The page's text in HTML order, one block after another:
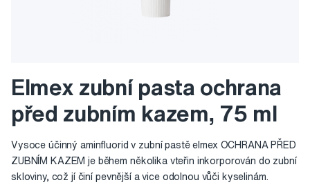
Elmex zubní pasta ochrana
před zubním kazem, 75 ml
Vysoce účinný aminfluorid v zubní pastě elmex OCHRANA PŘED
ZUBNÍM KAZEM je během několika vteřin inkorporován do zubní
skloviny, což jí činí pevnější a vice odolnou vůči kyselinám.